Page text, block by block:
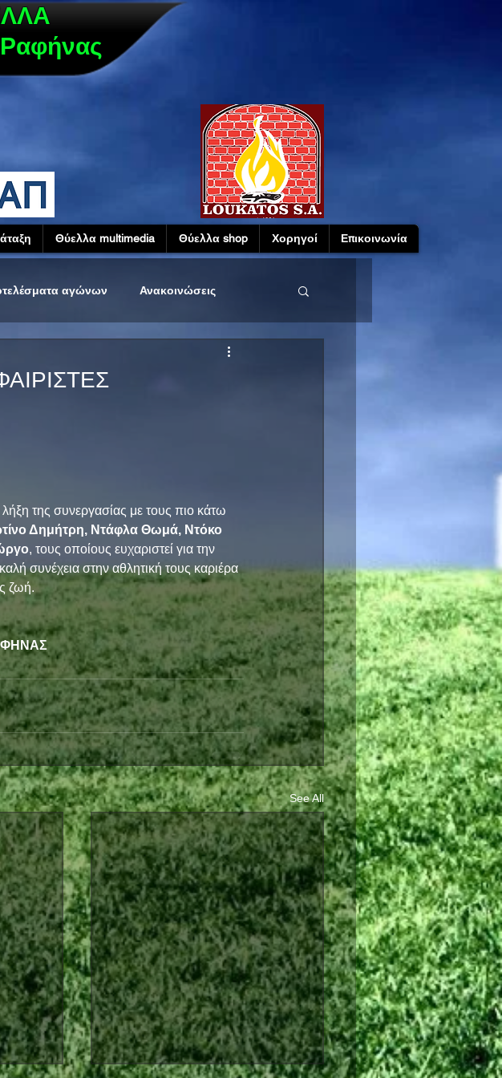
Θύελλα multimedia Θύελλα shop Χορηγοί Επικοινωνία
αγώνων Ανακοινώσεις
της συνεργασίας με τους πιο κάτω
Δημήτρη, Ντάφλα Θωμά, Ντόκο
, τους οποίους ευχαριστεί για την
συνέχεια στην αθλητική τους καριέρα
ζωή.
See All